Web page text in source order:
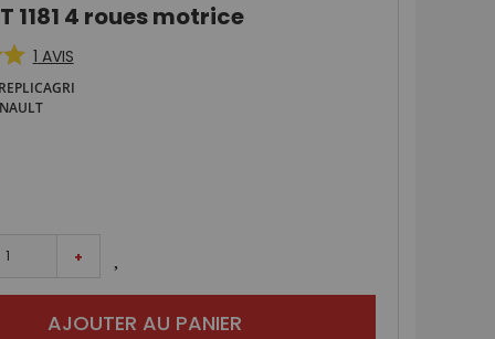
1181 4 roues motrice
1 AVIS
REPLICAGRI
+
AJOUTER AU PANIER